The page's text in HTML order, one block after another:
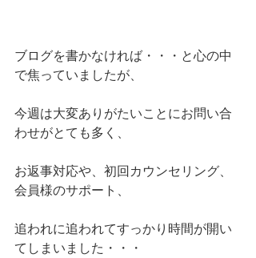
ブログを書かなければ・・・と心の中
で焦っていましたが、
今週は大変ありがたいことにお問い合
わせがとても多く、
お返事対応や、初回カウンセリング、
会員様のサポート、
追われに追われてすっかり時間が開い
てしまいました・・・